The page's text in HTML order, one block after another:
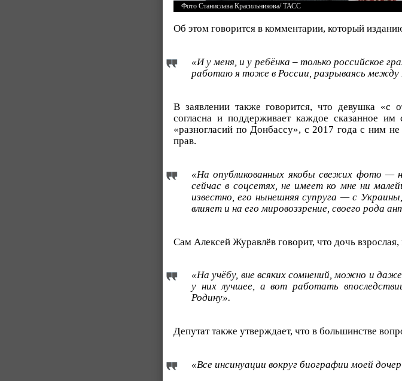
Фото Станислава Красильникова/ ТАСС
Об этом говорится в комментарии, который
«И у меня, и у ребёнка – только российское
работаю я тоже в России, разрываясь между
В заявлении также говорится, что девушка «с
согласна и поддерживает каждое сказанное
«разногласий по Донбассу», с 2017 года с ним
прав.
«На опубликованных якобы свежих фото
сейчас в соцсетях, не имеет ко мне ни
известно, его нынешняя супруга — с
влияет и на его мировоззрение, своего рода
Сам Алексей Журавлёв говорит, что дочь
«На учёбу, вне всяких сомнений, можно и
у них лучшее, а вот работать
Родину».
Депутат также утверждает, что в большинстве
«Все инсинуации вокруг биографии моей